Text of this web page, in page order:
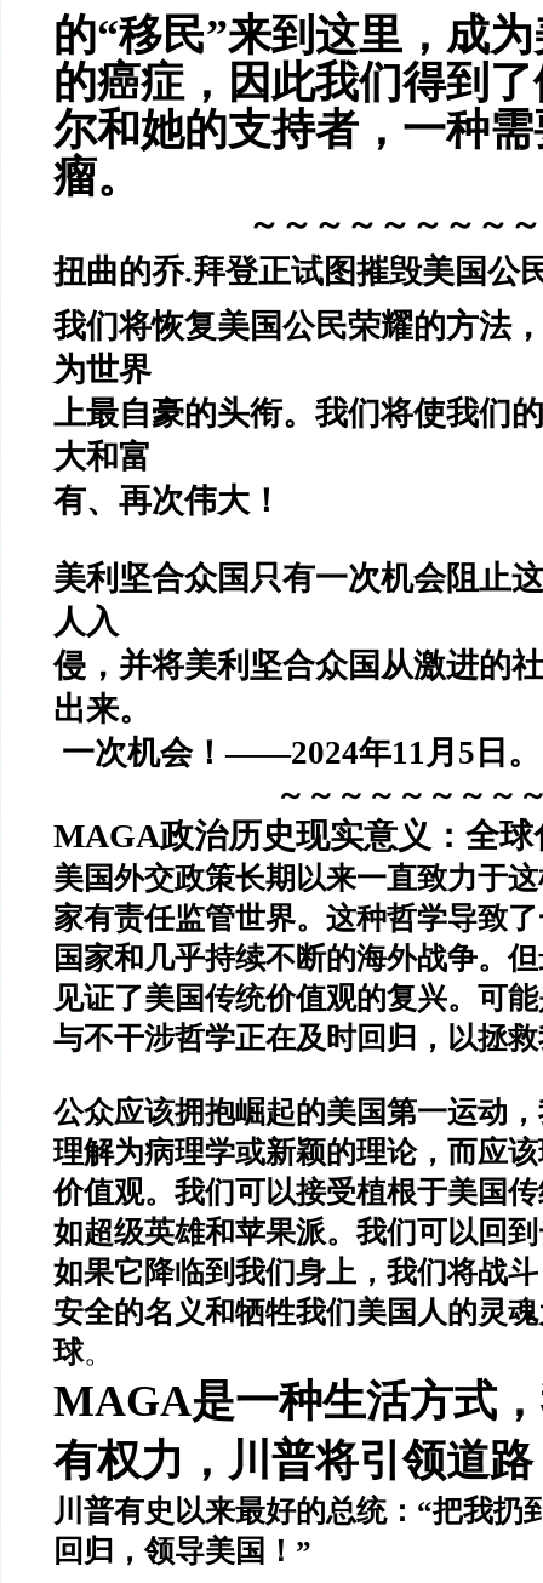
的“移民”来到这里，成
的癌症，因此我们得到了
尔和她的支持者，一种
瘤。
～～～～～～～～
扭曲的乔.拜登正试图摧毁美国公
我们将恢复美国公民荣耀的方法
为世界
上最自豪的头衔。我们将使我们
大和富
有、再次伟大！
美利坚合众国只有一次机会阻止
人入
侵，并将美利坚合众国从激进的
出来。
一次机会！——2024年11月5日。
～～～～～～～～
MAGA政治历史现实意义：全球
美国外交政策长期以来一直致力于
家有责任监管世界。这种哲学导致
国家和几乎持续不断的海外战争。
见证了美国传统价值观的复兴。可
与不干涉哲学正在及时回归，以拯
公众应该拥抱崛起的美国第一运动
理解为病理学或新颖的理论，而应
价值观。我们可以接受植根于美国
如超级英雄和苹果派。我们可以回
如果它降临到我们身上，我们将战
安全的名义和牺牲我们美国人的灵
球。
MAGA是一种生活方式
有权力，川普将引领道路
川普有史以来最好的总统： “把我扔
回归，领导美国！”